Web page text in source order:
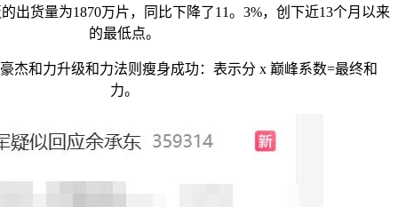
出货量为1870万片，同比下降了11。3%，创下近13个月以来
的最低点。
和力升级和力法则瘦身成功：表示分 x 巅峰系数=最终和
力。